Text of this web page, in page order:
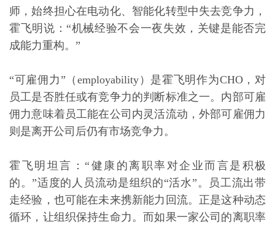
师，始终担心在电动化、智能化转型中失去竞争力，
霍飞明说：“机械经验不会一夜失效，关键是能否完
成能力重构。”
“可雇佣力”（employability）是霍飞明作为CHO，对
员工是否胜任或有竞争力的判断标准之一。内部可雇
佣力意味着员工能在公司内灵活流动，外部可雇佣力
则是离开公司后仍有市场竞争力。
霍飞明坦言：“健康的离职率对企业而言是积极
的。”适度的人员流动是组织的“活水”。员工流出带
走经验，也可能在未来携新能力回流。正是这种动态
循环，让组织保持生命力。而如果一家公司的离职率